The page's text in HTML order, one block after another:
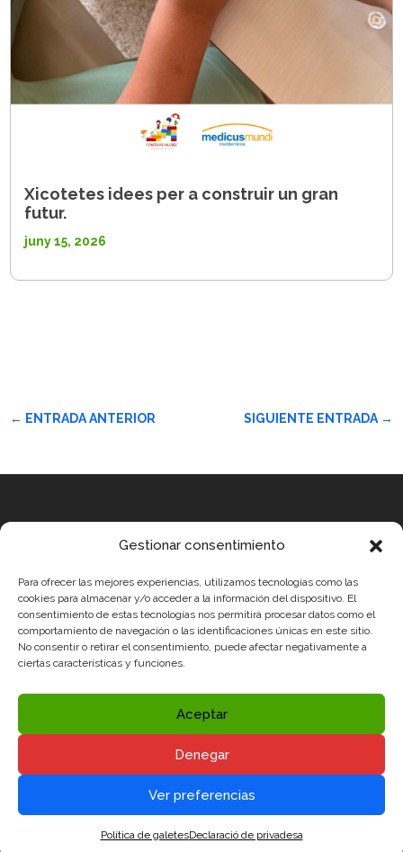
Gestionar consentimiento
Para ofrecer las mejores experiencias, utilizamos tecnologías como las
cookies para almacenar y/o acceder a la información del dispositivo. El
consentimiento de estas tecnologías nos permitirá procesar datos como el
comportamiento de navegación o las identificaciones únicas en este sitio.
No consentir o retirar el consentimiento, puede afectar negativamente a
ciertas características y funciones.
Aceptar
Denegar
Ver preferencias
Política de galetesDeclaració de privadesa
Xicotetes idees per a construir un gran
futur.
juny 15, 2026
← ENTRADA ANTERIOR SIGUIENTE ENTRADA→
ROBOTIX CASTELLÓN
INGENIOOS VALENCIA
CERCA ALICANTE
Condicions legals
Politica de Privavadesa i Avís legal
Politica de Cookies